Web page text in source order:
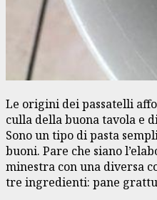
Le origini dei passatelli
culla della buona tavola e
Sono un tipo di pasta
buoni. Pare che siano
minestra con una diversa
tre ingredienti: pane